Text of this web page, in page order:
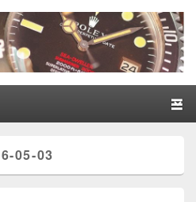
ークロレックス
05-03